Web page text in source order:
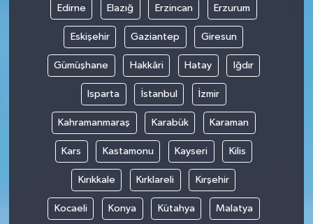
Edirne Elazığ Erzincan Erzurum
Eskişehir Gaziantep Giresun
Gümüşhane Hakkâri Hatay Iğdır
Isparta İstanbul İzmir
Kahramanmaraş Karabük Karaman
Kars Kastamonu Kayseri Kilis
Kırıkkale Kırklareli Kırşehir
Kocaeli Konya Kütahya Malatya